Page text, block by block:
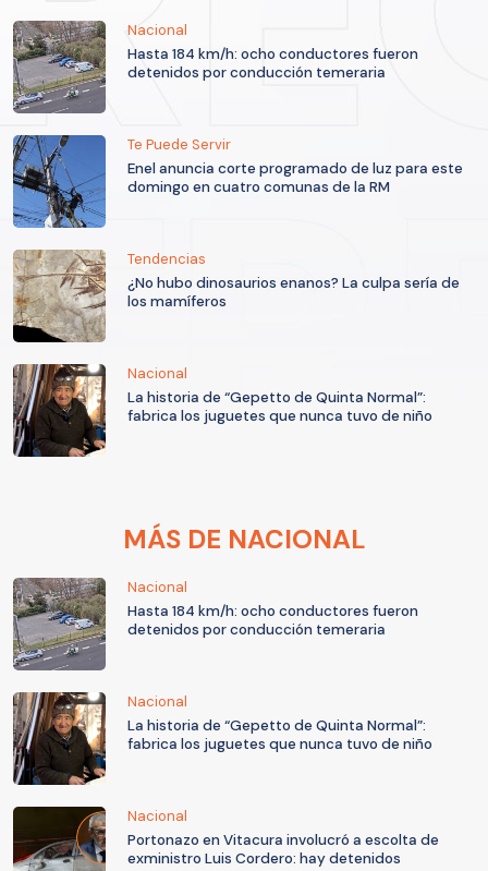
Nacional
Hasta 184 km/h: ocho conductores fueron
detenidos por conducción temeraria
Te Puede Servir
Enel anuncia corte programado de luz para este
domingo en cuatro comunas de la RM
Tendencias
¿No hubo dinosaurios enanos? La culpa sería de
los mamíferos
Nacional
La historia de “Gepetto de Quinta Normal”:
fabrica los juguetes que nunca tuvo de niño
MÁS DE NACIONAL
Nacional
Hasta 184 km/h: ocho conductores fueron
detenidos por conducción temeraria
Nacional
La historia de “Gepetto de Quinta Normal”:
fabrica los juguetes que nunca tuvo de niño
Nacional
Portonazo en Vitacura involucró a escolta de
exministro Luis Cordero: hay detenidos